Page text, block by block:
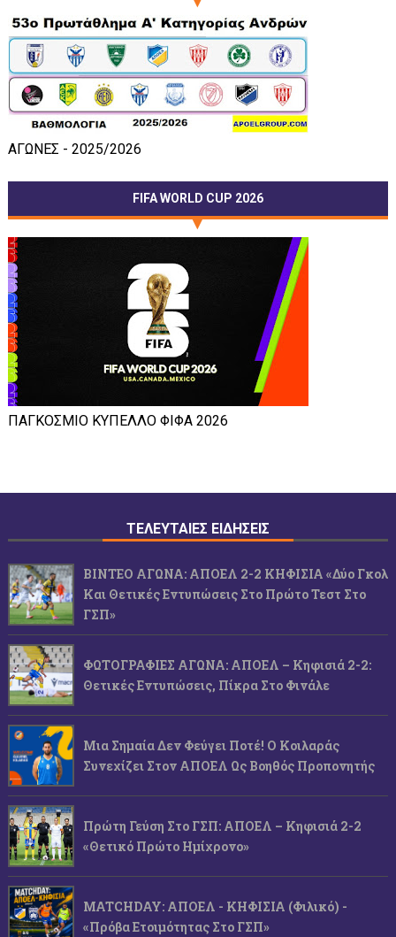
ΑΓΩΝΕΣ - 2025/2026
FIFA WORLD CUP 2026
ΠΑΓΚΟΣΜΙΟ ΚΥΠΕΛΛΟ ΦΙΦΑ 2026
ΤΕΛΕΥΤΑΙΕΣ ΕΙΔΗΣΕΙΣ
ΒΙΝΤΕΟ ΑΓΩΝΑ: ΑΠΟΕΛ 2-2 ΚΗΦΙΣΙΑ «Δύο Γκολ
Και Θετικές Εντυπώσεις Στο Πρώτο Τεστ Στο
ΓΣΠ»
ΦΩΤΟΓΡΑΦΙΕΣ ΑΓΩΝΑ: ΑΠΟΕΛ – Κηφισιά 2-2:
Θετικές Εντυπώσεις, Πίκρα Στο Φινάλε
Μια Σημαία Δεν Φεύγει Ποτέ! Ο Κοιλαράς
Συνεχίζει Στον ΑΠΟΕΛ Ως Βοηθός Προπονητής
Πρώτη Γεύση Στο ΓΣΠ: ΑΠΟΕΛ – Κηφισιά 2-2
«Θετικό Πρώτο Ημίχρονο»
MATCHDAY: ΑΠΟΕΛ - ΚΗΦΙΣΙΑ (φιλικό) -
«Πρόβα Ετοιμότητας Στο ΓΣΠ»